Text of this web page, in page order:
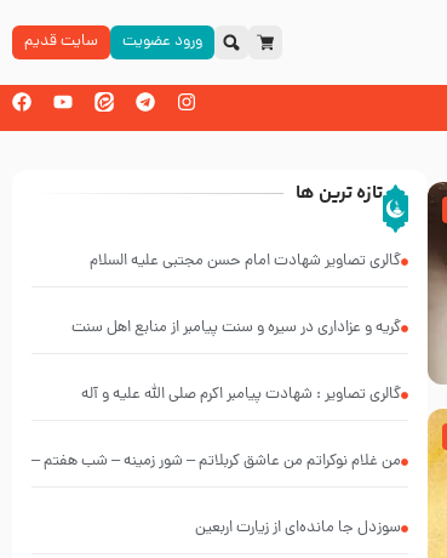
ورود عضویت سایت قدیم
تازه ترین ها
گالری تصاویر شهادت امام حسن مجتبی علیه السلام
گریه و عزاداری در سیره و سنت پیامبر از منابع اهل سنت
گالری تصاویر : شهادت پیامبر اکرم صلی الله علیه و آله
من غلام نوکراتم من عاشق کربلاتم – شور زمینه – شب هفتم –
سوزدل جا مانده‌ای از زیارت اربعین